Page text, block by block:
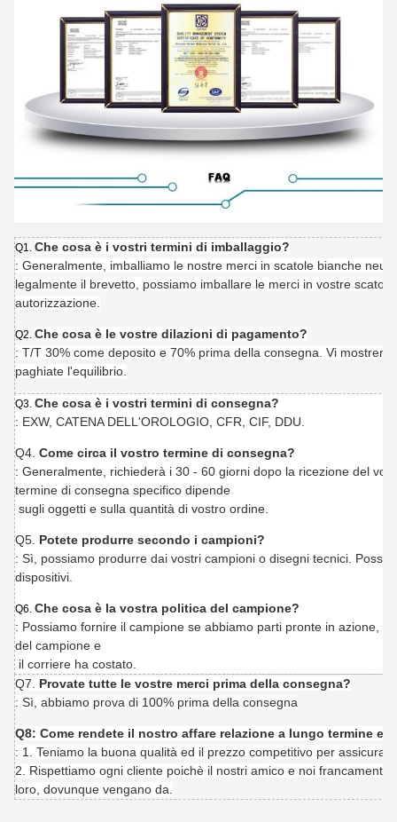
Q1. Che cosa è i vostri termini di imballaggio?
: Generalmente, imballiamo le nostre merci in scatole bianche
legalmente il brevetto, possiamo imballare le merci in vostre
autorizzazione.
Q2. Che cosa è le vostre dilazioni di pagamento?
: T/T 30% come deposito e 70% prima della consegna. Vi
paghiate l'equilibrio.
Q3. Che cosa è i vostri termini di consegna?
: EXW, CATENA DELL'OROLOGIO, CFR, CIF, DDU.
Q4. Come circa il vostro termine di consegna?
: Generalmente, richiederà i 30 - 60 giorni dopo la ricezione del
termine di consegna specifico dipende
sugli oggetti e sulla quantità di vostro ordine.
Q5. Potete produrre secondo i campioni?
: Sì, possiamo produrre dai vostri campioni o disegni tecnici.
dispositivi.
Q6. Che cosa è la vostra politica del campione?
: Possiamo fornire il campione se abbiamo parti pronte in azione,
del campione e
il corriere ha costato.
Q7. Provate tutte le vostre merci prima della consegna?
: Sì, abbiamo prova di 100% prima della consegna
Q8: Come rendete il nostro affare relazione a lungo termine e
: 1. Teniamo la buona qualità ed il prezzo competitivo per
2. Rispettiamo ogni cliente poichè il nostri amico e noi
loro, dovunque vengano da.